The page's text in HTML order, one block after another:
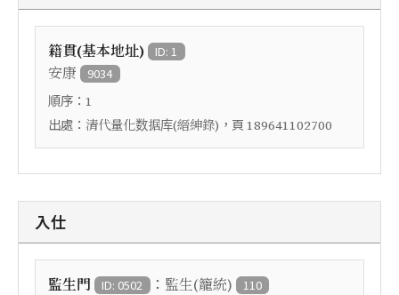
籍貫(基本地址) ID: 1
安康 9034
順序： 1
出處： 清代量化数据库(縉紳錄) ，頁 189641102700
入仕
監生門 ID: 0502 ： 監生(籠統) 110